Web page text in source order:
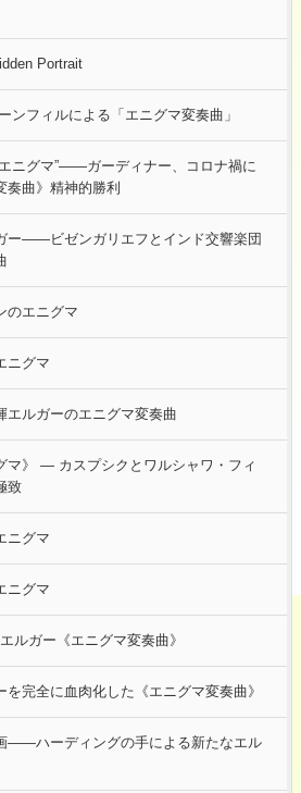
Portrait
ンフィルによる「エニグマ変奏曲」
ニグマ”――ガーディナー、コロナ禍に
奏曲》精神的勝利
ー――ビゼンガリエフとインド交響楽団
のエニグマ
ニグマ
エルガーのエニグマ変奏曲
マ》 ― カスプシクとワルシャワ・フィ
致
ニグマ
ニグマ
ルガー《エニグマ変奏曲》
を完全に血肉化した《エニグマ変奏曲》
――ハーディングの手による新たなエル